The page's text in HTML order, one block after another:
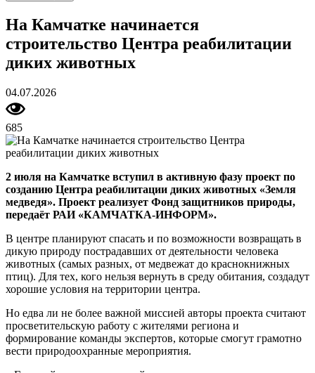
На Камчатке начинается
строительство Центра реабилитации
диких животных
04.07.2026
685
2 июля на Камчатке вступил в активную фазу проект по
созданию Центра реабилитации диких животных «Земля
медведя». Проект реализует Фонд защитников природы,
передаёт РАИ «КАМЧАТКА-ИНФОРМ».
В центре планируют спасать и по возможности возвращать в
дикую природу пострадавших от деятельности человека
животных (самых разных, от медвежат до краснокнижных
птиц). Для тех, кого нельзя вернуть в среду обитания, создадут
хорошие условия на территории центра.
Но едва ли не более важной миссией авторы проекта считают
просветительскую работу с жителями региона и
формирование команды экспертов, которые смогут грамотно
вести природоохранные мероприятия.